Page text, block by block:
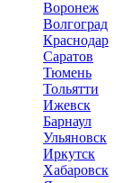
Воронеж
Волгоград
Краснодар
Саратов
Тюмень
Тольятти
Ижевск
Барнаул
Ульяновск
Иркутск
Хабаровск